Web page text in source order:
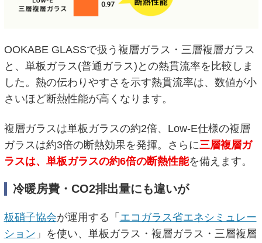
OOKABE GLASSで扱う複層ガラス・三層複層ガラス
と、単板ガラス(普通ガラス)との熱貫流率を比較しま
した。熱の伝わりやすさを示す熱貫流率は、数値が小
さいほど断熱性能が高くなります。
複層ガラスは単板ガラスの約2倍、Low-E仕様の複層
ガラスは約3倍の断熱効果を発揮。さらに三層複層ガ
ラスは、単板ガラスの約6倍の断熱性能を備えます。
冷暖房費・CO2排出量にも違いが
板硝子協会が運用する「 エコガラス省エネシミュレー
ション 」を使い、単板ガラス・複層ガラス・三層複層